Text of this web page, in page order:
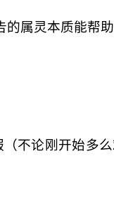
的属灵本质能帮
（不论刚开始多